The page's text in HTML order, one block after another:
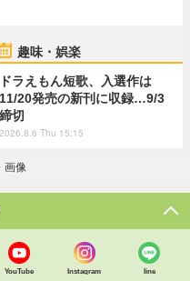
趣味・娯楽
ドラえもん短歌、入選作は
11/20発売の新刊に収録…9/3
締切
2026.8.6 Thu 15:15
画像
YouTube Instagram line